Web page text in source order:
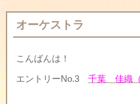
オーケストラ
こんばんは！
エントリーNo.3 千葉 佳織